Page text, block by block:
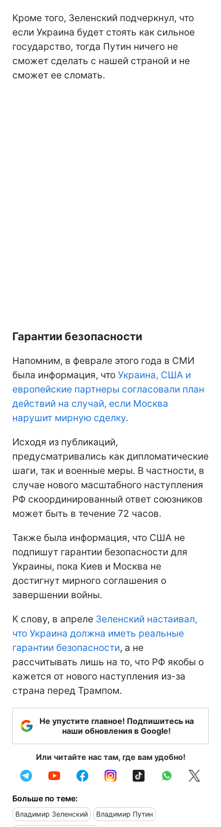
Кроме того, Зеленский подчеркнул, что
если Украина будет стоять как сильное
государство, тогда Путин ничего не
сможет сделать с нашей страной и не
сможет ее сломать.
Гарантии безопасности
Напомним, в феврале этого года в СМИ
была информация, что Украина, США и
европейские партнеры согласовали план
действий на случай, если Москва
нарушит мирную сделку.
Исходя из публикаций,
предусматривались как дипломатические
шаги, так и военные меры. В частности, в
случае нового масштабного наступления
РФ скоординированный ответ союзников
может быть в течение 72 часов.
Также была информация, что США не
подпишут гарантии безопасности для
Украины, пока Киев и Москва не
достигнут мирного соглашения о
завершении войны.
К слову, в апреле Зеленский настаивал,
что Украина должна иметь реальные
гарантии безопасности, а не
рассчитывать лишь на то, что РФ якобы о
кажется от нового наступления из-за
страна перед Трампом.
Не упустите главное! Подпишитесь на
наши обновления в Google!
Или читайте нас там, где вам удобно!
Больше по теме:
Владимир Зеленский Владимир Путин